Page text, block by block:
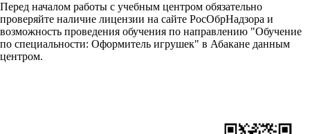
Перед началом работы с учебным центром обязательно
проверяйте наличие лицензии на сайте РосОбрНадзора и
возможность проведения обучения по направлению "Обучение
по специальности: Оформитель игрушек" в Абакане данным
центром.